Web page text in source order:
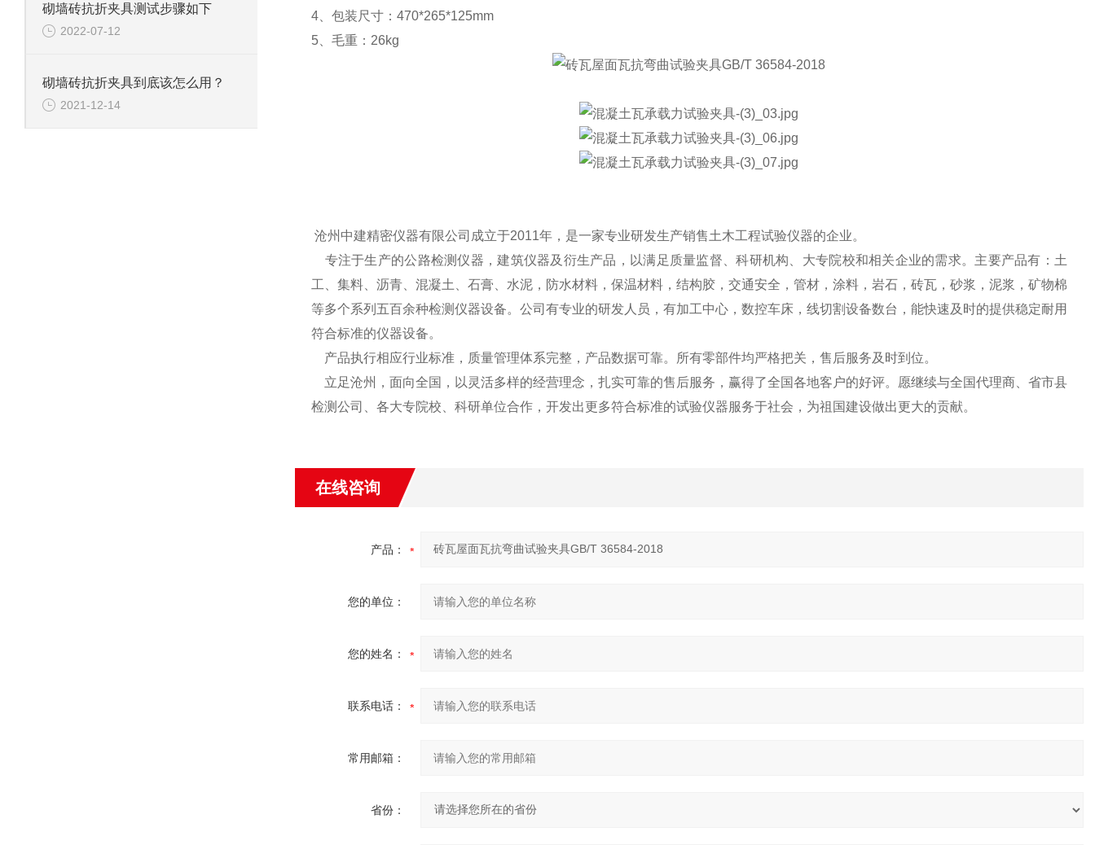
砌墙砖抗折夹具测试步骤如下
2022-07-12
砌墙砖抗折夹具到底该怎么用？
2021-12-14
4、包装尺寸：470*265*125mm
5、毛重：26kg
沧州中建精密仪器有限公司成立于2011年，是一家专业研发生产销售土木工程试验仪器的企业。
专注于生产的公路检测仪器，建筑仪器及衍生产品，以满足质量监督、科研机构、大专院校和相关企业的需求。主要产品有：土
工、集料、沥青、混凝土、石膏、水泥，防水材料，保温材料，结构胶，交通安全，管材，涂料，岩石，砖瓦，砂浆，泥浆，矿物棉
等多个系列五百余种检测仪器设备。公司有专业的研发人员，有加工中心，数控车床，线切割设备数台，能快速及时的提供稳定耐用
符合标准的仪器设备。
产品执行相应行业标准，质量管理体系完整，产品数据可靠。所有零部件均严格把关，售后服务及时到位。
立足沧州，面向全国，以灵活多样的经营理念，扎实可靠的售后服务，赢得了全国各地客户的好评。愿继续与全国代理商、省市县
检测公司、各大专院校、科研单位合作，开发出更多符合标准的试验仪器服务于社会，为祖国建设做出更大的贡献。
在线咨询
产品：
您的单位：
您的姓名：
联系电话：
常用邮箱：
省份：